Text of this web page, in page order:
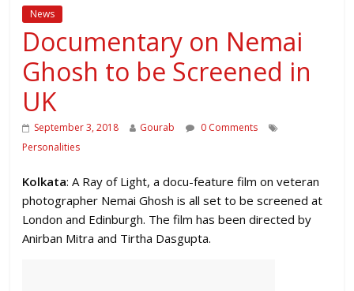
News
Documentary on Nemai
Ghosh to be Screened in
UK
September 3, 2018 Gourab
0 Comments
Personalities
Kolkata: A Ray of Light, a docu-feature film on veteran
photographer Nemai Ghosh is all set to be screened at
London and Edinburgh. The film has been directed by
Anirban Mitra and Tirtha Dasgupta.